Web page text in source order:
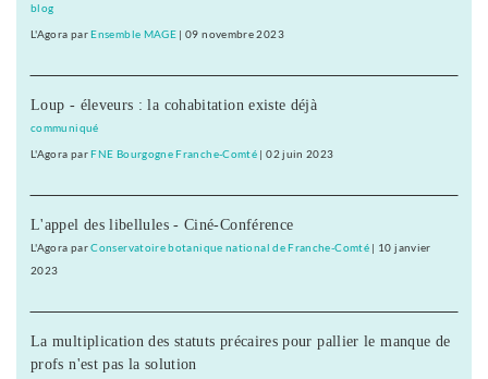
blog
L'Agora parEnsemble MAGE |09 novembre 2023
Loup - éleveurs : la cohabitation existe déjà
communiqué
L'Agora parFNE Bourgogne Franche-Comté |02 juin 2023
L'appel des libellules - Ciné-Conférence
L'Agora parConservatoire botanique national de Franche-Comté| 10 janvier
2023
La multiplication des statuts précaires pour pallier le manque de
profs n'est pas la solution